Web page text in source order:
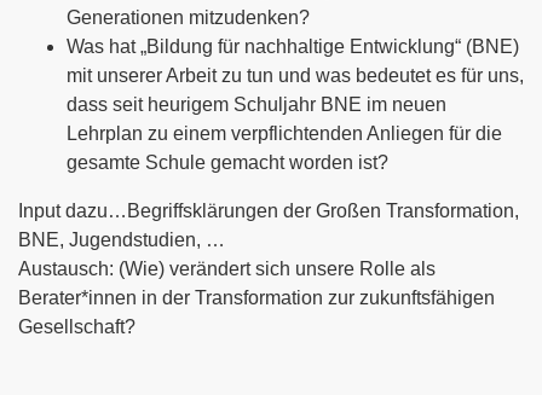
Generationen mitzudenken?
Was hat „Bildung für nachhaltige Entwicklung“ (BNE)
mit unserer Arbeit zu tun und was bedeutet es für uns,
dass seit heurigem Schuljahr BNE im neuen
Lehrplan zu einem verpflichtenden Anliegen für die
gesamte Schule gemacht worden ist?
Input dazu…Begriffsklärungen der Großen Transformation,
BNE, Jugendstudien, …
Austausch: (Wie) verändert sich unsere Rolle als
Berater*innen in der Transformation zur zukunftsfähigen
Gesellschaft?